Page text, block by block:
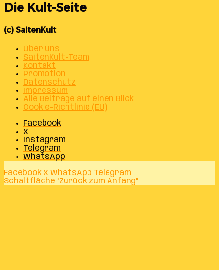
Die Kult-Seite
(c) SaitenKult
Über uns
SaitenKult-Team
Kontakt
Promotion
Datenschutz
Impressum
Alle Beiträge auf einen Blick
Cookie-Richtlinie (EU)
Facebook
X
Instagram
Telegram
WhatsApp
Facebook X WhatsApp Telegram
Schaltfläche "Zurück zum Anfang"